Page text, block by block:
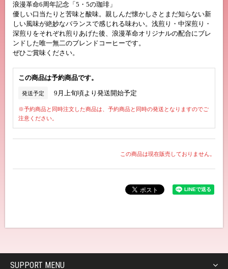
浪漫革命6周年記念「5・5の珈琲」
優しい口当たりと苦味と酸味。親しんだ懐かしさとまだ知らない新
しい風味が絶妙なバランスで感じれる味わい。浅煎り・中深煎り・
深煎りをそれぞれ煎りあげた後、浪漫革命オリジナルの配合にブレ
ンドした唯一無二のブレンドコーヒーです。
ぜひご賞味ください。
この商品は予約商品です。
発送予定 9月上旬頃より発送開始予定
※予約商品と同時注文した商品は、予約商品と同時の発送となりますのでご
注意ください。
この商品は現在販売しておりません。
SUPPORT MENU